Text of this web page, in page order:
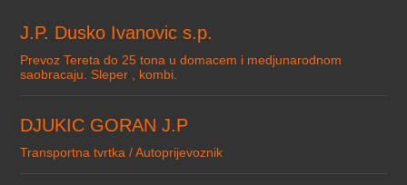
J.P. Dusko Ivanovic s.p.
Prevoz Tereta do 25 tona u domacem i medjunarodnom
saobracaju. Sleper , kombi.
DJUKIC GORAN J.P
Transportna tvrtka / Autoprijevoznik